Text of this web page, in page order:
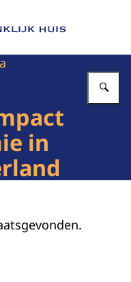
Het Koninklijk Huis
in